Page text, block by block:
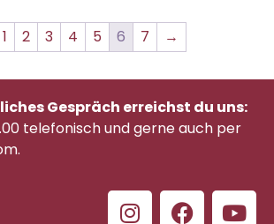
1 2 3 4 5 6 7 →
Gespräch erreichst du uns:
telefonischund gerne auch per